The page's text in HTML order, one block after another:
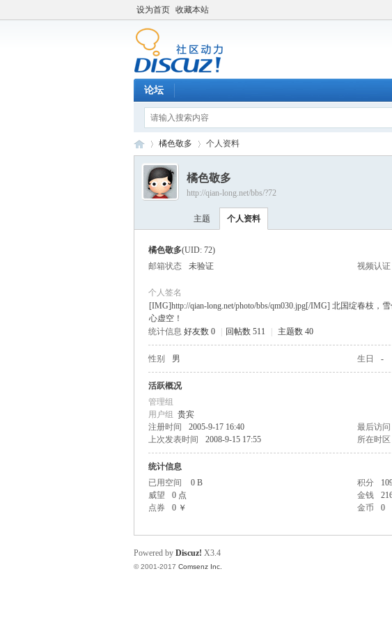
设为首页 收藏本站
论坛
›
橘色敬多 个人资料
橘色敬多
http://qian-long.net/bbs/?72
主题 个人资料
橘色敬多(UID: 72)
邮箱状态
未验证 视频认证
个人签名
[IMG]http://qian-long.net/photo/bbs/qm030.jpg[/IMG] 北国绽春枝
心虚空！
统计信息 好友数 0 回帖数 511 主题数 40
性别 男 生日 -
活跃概况
管理组
用户组 贵宾
注册时间
2005-9-17 16:40 最后访问
上次发表时间
2008-9-15 17:55 所在时区
统计信息
已用空间
0 B 积分
威望
0 点 金钱
点券
0 ￥ 金币 0
Powered by Discuz! X3.4
© 2001-2017 Comsenz Inc.